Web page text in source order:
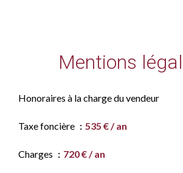
Mentions
Honoraires à la charge du vendeur
Taxe foncière 535 € / an
Charges 720 € / an